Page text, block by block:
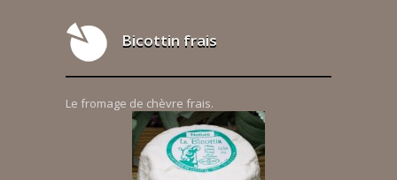
Bicottin frais
Le fromage de chèvre frais.